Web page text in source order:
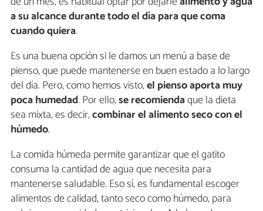
a su alcance durante todo el día para que coma
cuando quiera.
Es una buena opción si le damos un menú a base de
pienso, que puede mantenerse en buen estado a lo largo
del día. Pero, como hemos visto,el pienso aporta muy
poca humedad. Por ello,se recomiendaque la dieta
sea mixta, es decir,combinar el alimento seco con el
húmedo.
La comida húmeda permite garantizar que el gatito
consuma la cantidad de agua que necesita para
mantenerse saludable. Eso sí, es fundamental escoger
alimentos de calidad, tanto seco como húmedo, para